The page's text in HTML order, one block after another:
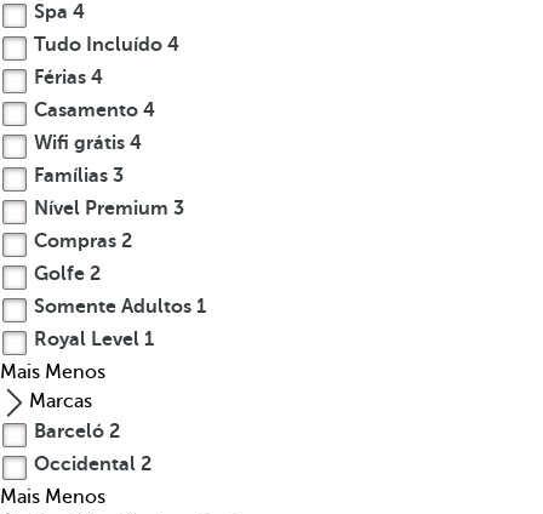
Spa 4
Tudo Incluído 4
Férias 4
Casamento 4
Wifi grátis 4
Famílias 3
Nível Premium 3
Compras 2
Golfe 2
Somente Adultos 1
Royal Level 1
Mais Menos
Marcas
Barceló 2
Occidental 2
Mais Menos